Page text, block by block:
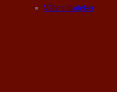
Våbentilladelser